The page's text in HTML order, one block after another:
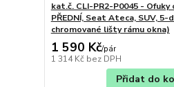
kat.č. CLI-PR2-P0045 -
PŘEDNÍ, Seat Ateca, SUV, 5-
chromované lišty rámu okna)
1 590 Kč/pár
1 314 Kč bez DPH
Přidat do